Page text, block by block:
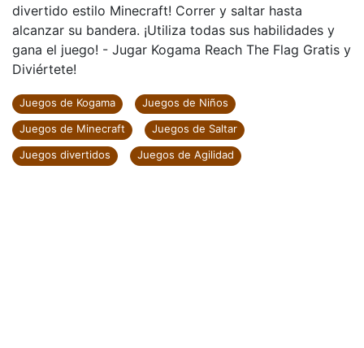
divertido estilo Minecraft! Correr y saltar hasta
alcanzar su bandera. ¡Utiliza todas sus habilidades y
gana el juego! - Jugar Kogama Reach The Flag Gratis y
Diviértete!
Juegos de Kogama
Juegos de Niños
Juegos de Minecraft
Juegos de Saltar
Juegos divertidos
Juegos de Agilidad